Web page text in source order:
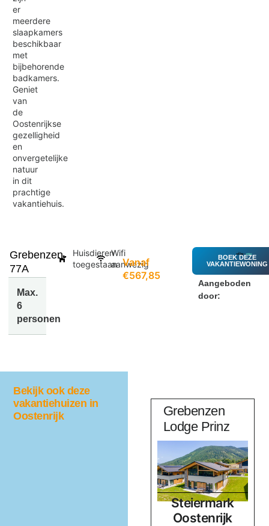
Grebenzen
77A
Max.
6
personen
Huisdieren
toegestaan
Wifi
aanwezig
Vanaf
€567,85
BOEK DEZE
VAKANTIEWONING
Aangeboden
door:
er
meerdere
slaapkamers
beschikbaar
met
bijbehorende
badkamers.
Geniet
van
de
Oostenrijkse
gezelligheid
en
onvergetelijke
natuur
in dit
prachtige
vakantiehuis.
Bekijk ook deze
vakantiehuizen in
Oostenrijk
Haus
Sonnberg
Grebenzen
Lodge Prinz
Steiermark
Oostenrijk